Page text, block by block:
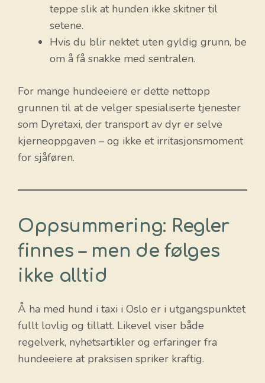
teppe slik at hunden ikke skitner til
setene.
Hvis du blir nektet uten gyldig grunn, be
om å få snakke med sentralen.
For mange hundeeiere er dette nettopp
grunnen til at de velger spesialiserte tjenester
som Dyretaxi, der transport av dyr er selve
kjerneoppgaven – og ikke et irritasjonsmoment
for sjåføren.
Oppsummering: Regler
finnes – men de følges
ikke alltid
Å ha med hund i taxi i Oslo er i utgangspunktet
fullt lovlig og tillatt. Likevel viser både
regelverk, nyhetsartikler og erfaringer fra
hundeeiere at praksisen spriker kraftig.